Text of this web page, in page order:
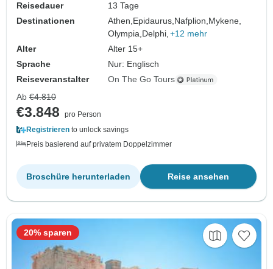
Reisedauer
13 Tage
Destinationen
Athen,Epidaurus,Nafplion,Mykene,
Olympia,Delphi, +12 mehr
Alter
Alter 15+
Sprache
Nur: Englisch
Reiseveranstalter
On The Go Tours
Ab €4.810
€3.848
pro Person
Registrieren to unlock savings
Preis basierend auf privatem Doppelzimmer
Reise ansehen
Broschüre herunterladen
20% sparen